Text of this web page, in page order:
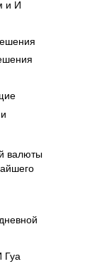
и И
валюты
Гуа